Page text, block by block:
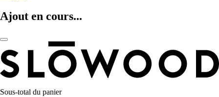
Ajout en cours...
Sous-total du panier